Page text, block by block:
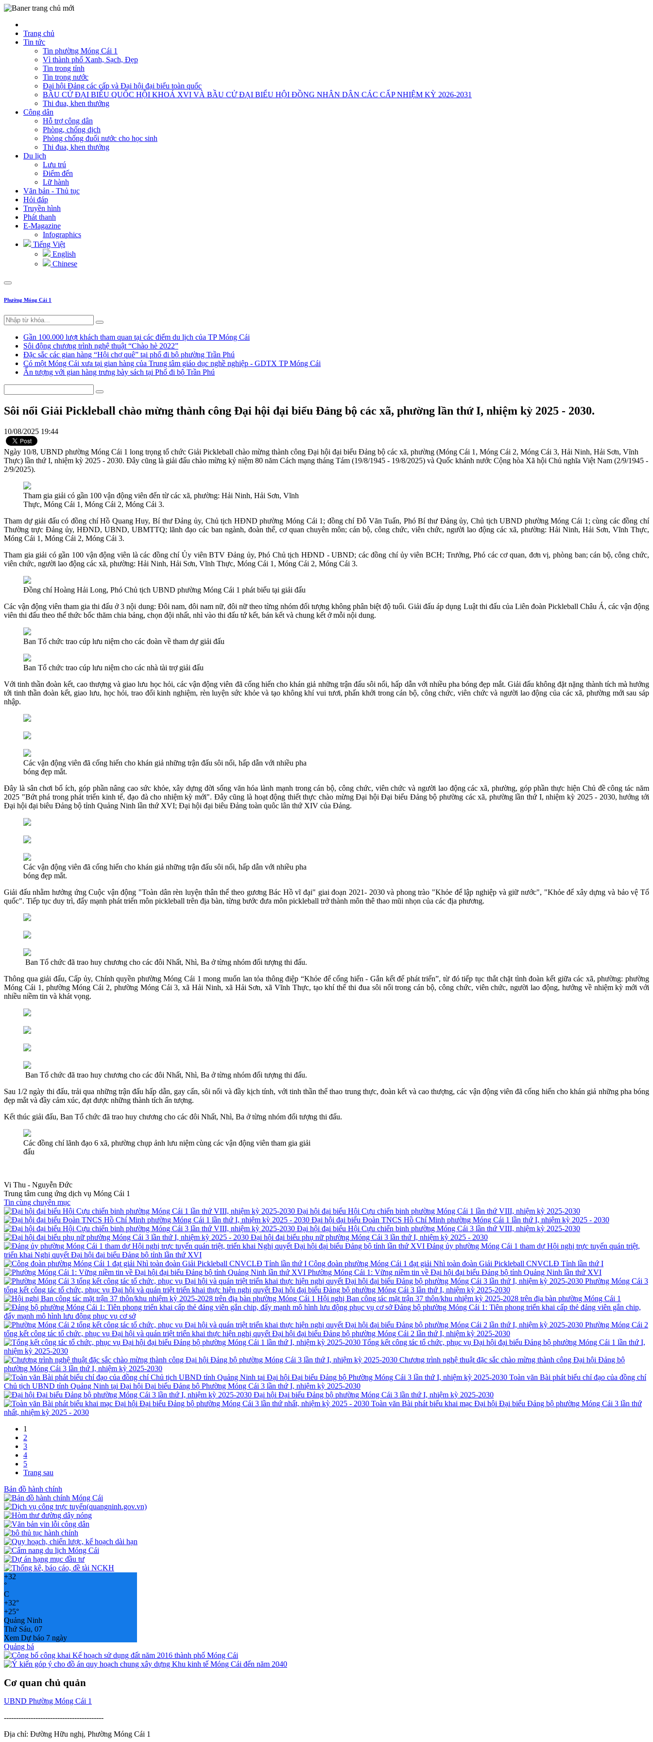
Trang chủ
Tin tức
Tin phường Móng Cái 1
Vì thành phố Xanh, Sạch, Đẹp
Tin trong tỉnh
Tin trong nước
Đại hội Đảng các cấp và Đại hội đại biểu toàn quốc
BẦU CỬ ĐẠI BIỂU QUỐC HỘI KHOÁ XVI VÀ BẦU CỬ ĐẠI BIỂU HỘI ĐỒNG NHÂN DÂN CÁC CẤP NHIỆM KỲ 2026-2031
Thi đua, khen thưởng
Công dân
Hỗ trợ công dân
Phòng, chống dịch
Phòng chống đuối nước cho học sinh
Thi đua, khen thưởng
Du lịch
Lưu trú
Điểm đến
Lữ hành
Văn bản - Thủ tục
Hỏi đáp
Truyền hình
Phát thanh
E-Magazine
Infographics
Tiếng Việt
English
Chinese
Phường Móng Cái 1
Gần 100.000 lượt khách tham quan tại các điểm du lịch của TP Móng Cái
Sôi động chương trình nghệ thuật “Chào hè 2022”
Đặc sắc các gian hàng “Hội chợ quê” tại phố đi bộ phường Trần Phú
Có một Móng Cái xưa tại gian hàng của Trung tâm giáo dục nghề nghiệp - GDTX TP Móng Cái
Ấn tượng với gian hàng trưng bày sách tại Phố đi bộ Trần Phú
Sôi nổi Giải Pickleball chào mừng thành công Đại hội đại biểu Đảng bộ các xã, phường lần thứ I, nhiệm kỳ 2025 - 2030.
10/08/2025 19:44
Ngày 10/8, UBND phường Móng Cái 1 long trọng tổ chức Giải Pickleball chào mừng thành công Đại hội đại biểu Đảng bộ các xã, phường (Móng Cái 1, Móng Cái 2, Móng Cái 3, Hải Ninh, Hải Sơn, Vĩnh
Thực) lần thứ I, nhiệm kỳ 2025 - 2030. Đây cũng là giải đấu chào mừng kỷ niệm 80 năm Cách mạng tháng Tám (19/8/1945 - 19/8/2025) và Quốc khánh nước Cộng hòa Xã hội Chủ nghĩa Việt Nam (2/9/1945 -
2/9/2025).
Tham gia giải có gần 100 vận động viên đến từ các xã, phường: Hải Ninh, Hải Sơn, Vĩnh
Thực, Móng Cái 1, Móng Cái 2, Móng Cái 3.
Tham dự giải đấu có đồng chí Hồ Quang Huy, Bí thư Đảng ủy, Chủ tịch HĐND phường Móng Cái 1; đồng chí Đỗ Văn Tuấn, Phó Bí thư Đảng ủy, Chủ tịch UBND phường Móng Cái 1; cùng các đồng chí
Thường trực Đảng ủy, HĐND, UBND, UBMTTQ; lãnh đạo các ban ngành, đoàn thể, cơ quan chuyên môn; cán bộ, công chức, viên chức, người lao động các xã, phường: Hải Ninh, Hải Sơn, Vĩnh Thực,
Móng Cái 1, Móng Cái 2, Móng Cái 3.
Tham gia giải có gần 100 vận động viên là các đồng chí Ủy viên BTV Đảng ủy, Phó Chủ tịch HĐND - UBND; các đồng chí ủy viên BCH; Trưởng, Phó các cơ quan, đơn vị, phòng ban; cán bộ, công chức,
viên chức, người lao động các xã, phường: Hải Ninh, Hải Sơn, Vĩnh Thực, Móng Cái 1, Móng Cái 2, Móng Cái 3.
Đồng chí Hoàng Hải Long, Phó Chủ tịch UBND phường Móng Cái 1 phát biểu tại giải đấu
Các vận động viên tham gia thi đấu ở 3 nội dung: Đôi nam, đôi nam nữ, đôi nữ theo từng nhóm đối tượng không phân biệt độ tuổi. Giải đấu áp dụng Luật thi đấu của Liên đoàn Pickleball Châu Á, các vận động
viên thi đấu theo thể thức bốc thăm chia bảng, chọn đội nhất, nhì vào thi đấu tứ kết, bán kết và chung kết ở mỗi nội dung.
Ban Tổ chức trao cúp lưu niệm cho các đoàn về tham dự giải đấu
Ban Tổ chức trao cúp lưu niệm cho các nhà tài trợ giải đấu
Với tinh thần đoàn kết, cao thượng và giao lưu học hỏi, các vận động viên đã cống hiến cho khán giả những trận đấu sôi nổi, hấp dẫn với nhiều pha bóng đẹp mắt. Giải đấu không đặt nặng thành tích mà hướng
tới tinh thần đoàn kết, giao lưu, học hỏi, trao đổi kinh nghiệm, rèn luyện sức khỏe và tạo không khí vui tươi, phấn khởi trong cán bộ, công chức, viên chức và người lao động của các xã, phường mới sau sáp
nhập.
Các vận động viên đã cống hiến cho khán giả những trận đấu sôi nổi, hấp dẫn với nhiều pha
bóng đẹp mắt.
Đây là sân chơi bổ ích, góp phần nâng cao sức khỏe, xây dựng đời sống văn hóa lành mạnh trong cán bộ, công chức, viên chức và người lao động các xã, phường, góp phần thực hiện Chủ đề công tác năm
2025 "Bứt phá trong phát triển kinh tế, đạo đà cho nhiệm kỳ mới". Đây cũng là hoạt động thiết thực chào mừng Đại hội Đại biểu Đảng bộ phường các xã, phường lần thứ I, nhiệm kỳ 2025 - 2030, hướng tới
Đại hội đại biêu Đảng bộ tỉnh Quảng Ninh lần thứ XVI; Đại hội đại biêu Đảng toàn quôc lân thứ XIV của Đảng.
Các vận động viên đã cống hiến cho khán giả những trận đấu sôi nổi, hấp dẫn với nhiều pha
bóng đẹp mắt.
Giải đấu nhằm hưởng ứng Cuộc vận động "Toàn dân rèn luyện thân thể theo gương Bác Hồ vĩ đại" giai đoạn 2021- 2030 và phong trào "Khỏe để lập nghiệp và giữ nước", "Khỏe để xây dựng và bảo vệ Tổ
quốc". Tiếp tục duy trì, đẩy mạnh phát triển môn pickleball trên địa bàn, từng bước đưa môn pickleball trở thành môn thê thao mũi nhọn của các địa phương.
Ban Tổ chức đã trao huy chương cho các đôi Nhất, Nhì, Ba ở từng nhóm đối tượng thi đấu.
Thông qua giải đấu, Cấp ủy, Chính quyền phường Móng Cái 1 mong muốn lan tỏa thông điệp “Khỏe để cống hiến - Gắn kết để phát triển”, từ đó tiếp tục thắt chặt tình đoàn kết giữa các xã, phường: phường
Móng Cái 1, phường Móng Cái 2, phường Móng Cái 3, xã Hải Ninh, xã Hải Sơn, xã Vĩnh Thực, tạo khí thế thi đua sôi nổi trong cán bộ, công chức, viên chức, người lao động, hướng về nhiệm kỳ mới với
nhiều niềm tin và khát vọng.
Ban Tổ chức đã trao huy chương cho các đôi Nhất, Nhì, Ba ở từng nhóm đối tượng thi đấu.
Sau 1/2 ngày thi đấu, trải qua những trận đấu hấp dẫn, gay cấn, sôi nổi và đầy kịch tính, với tinh thần thể thao trung thực, đoàn kết và cao thượng, các vận động viên đã cống hiến cho khán giả những pha bóng
đẹp mắt và đầy cảm xúc, đạt được những thành tích ấn tượng.
Kết thúc giải đấu, Ban Tổ chức đã trao huy chương cho các đôi Nhất, Nhì, Ba ở từng nhóm đối tượng thi đấu.
Các đồng chí lãnh đạo 6 xã, phường chụp ảnh lưu niệm cùng các vận động viên tham gia giải
đấu
Vi Thu - Nguyễn Đức
Trung tâm cung ứng dịch vụ Móng Cái 1
Tin cùng chuyên mục
Đại hội đại biểu Hội Cựu chiến binh phường Móng Cái 1 lần thứ VIII, nhiệm kỳ 2025-2030
Đại hội đại biểu Đoàn TNCS Hồ Chí Minh phường Móng Cái 1 lần thứ I, nhiệm kỳ 2025 - 2030
Đại hội đại biểu Hội Cựu chiến binh phường Móng Cái 3 lần thứ VIII, nhiệm kỳ 2025-2030
Đại hội đại biểu phụ nữ phường Móng Cái 3 lần thứ I, nhiệm kỳ 2025 - 2030
Đảng ủy phường Móng Cái 1 tham dự Hội nghị trực tuyến quán triệt,
triển khai Nghị quyết Đại hội đại biểu Đảng bộ tỉnh lần thứ XVI
Công đoàn phường Móng Cái 1 đạt giải Nhì toàn đoàn Giải Pickleball CNVCLĐ Tỉnh lần thứ I
Phường Móng Cái 1: Vững niềm tin về Đại hội đại biểu Đảng bộ tỉnh Quảng Ninh lần thứ XVI
Phường Móng Cái 3
tổng kết công tác tổ chức, phục vụ Đại hội và quán triệt triển khai thực hiện nghị quyết Đại hội đại biểu Đảng bộ phường Móng Cái 3 lần thứ I, nhiệm kỳ 2025-2030
Hội nghị Ban công tác mặt trận 37 thôn/khu nhiệm kỳ 2025-2028 trên địa bàn phường Móng Cái 1
Đảng bộ phường Móng Cái 1: Tiên phong triển khai cấp thẻ đảng viên gắn chip,
đẩy mạnh mô hình lưu động phục vụ cơ sở
Phường Móng Cái 2
tổng kết công tác tổ chức, phục vụ Đại hội và quán triệt triển khai thực hiện nghị quyết Đại hội đại biểu Đảng bộ phường Móng Cái 2 lần thứ I, nhiệm kỳ 2025-2030
Tổng kết công tác tổ chức, phục vụ Đại hội đại biểu Đảng bộ phường Móng Cái 1 lần thứ I,
nhiệm kỳ 2025-2030
Chương trình nghệ thuật đặc sắc chào mừng thành công Đại hội Đảng bộ
phường Móng Cái 3 lần thứ I, nhiệm kỳ 2025-2030
Toàn văn Bài phát biểu chỉ đạo của đồng chí
Chủ tịch UBND tỉnh Quảng Ninh tại Đại hội Đại biểu Đảng bộ Phường Móng Cái 3 lần thứ I, nhiệm kỳ 2025-2030
Đại hội Đại biểu Đảng bộ phường Móng Cái 3 lần thứ I, nhiệm kỳ 2025-2030
Toàn văn Bài phát biểu khai mạc Đại hội Đại biểu Đảng bộ phường Móng Cái 3 lần thứ
nhất, nhiệm kỳ 2025 - 2030
1
2
3
4
5
Trang sau
Bản đồ hành chính
+32
°
C
+32°
+25°
Quảng Ninh
Thứ Sáu, 07
Xem Dự báo 7 ngày
Quảng bá
Cơ quan chủ quản
UBND Phường Móng Cái 1
-----------------------------------------
Địa chỉ: Đường Hữu nghị, Phường Móng Cái 1